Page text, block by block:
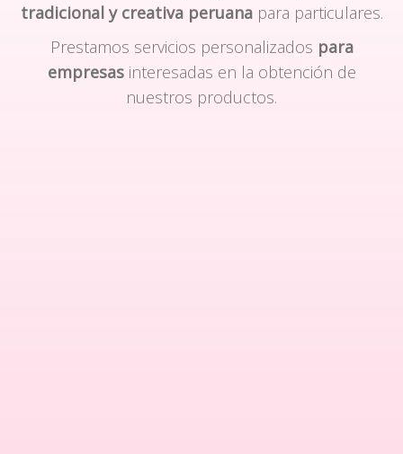
tradicional y creativa peruanapara particulares.
Prestamos servicios personalizados para
empresasinteresadas en la obtención de
nuestros productos.